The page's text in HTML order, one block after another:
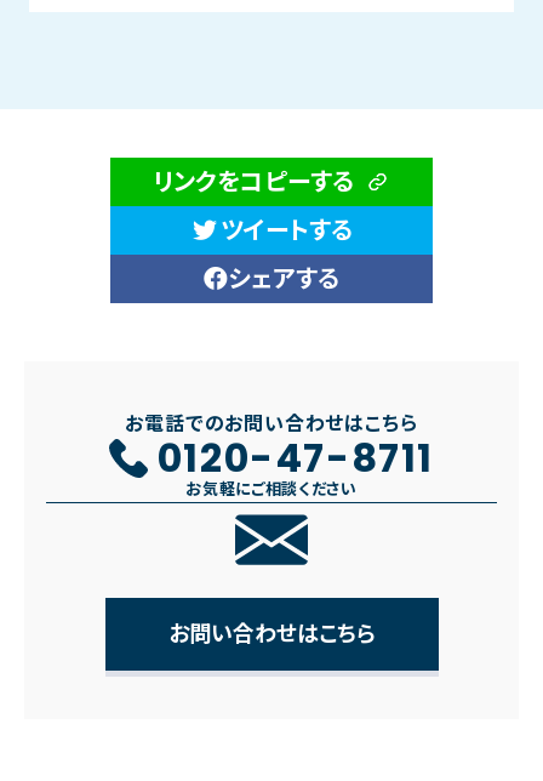
リンクをコピーする
ツイートする
シェアする
お電話でのお問い合わせはこちら
0120-47-8711
お気軽にご相談ください
お問い合わせはこちら